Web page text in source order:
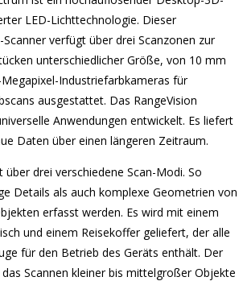
LED-Lichttechnologie. Dieser
verfügt über drei Scanzonen zur
unterschiedlicher Größe, von 10 mm
Industriefarbkameras für
ausgestattet. Das RangeVision
Anwendungen entwickelt. Es liefert
Daten über einen längeren Zeitraum.
drei verschiedene Scan-Modi. So
Details als auch komplexe Geometrien von
erfasst werden. Es wird mit einem
und einem Reisekoffer geliefert, der alle
für den Betrieb des Geräts enthält. Der
Scannen kleiner bis mittelgroßer Objekte